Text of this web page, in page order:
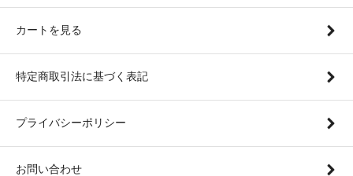
カートを見る
特定商取引法に基づく表記
プライバシーポリシー
お問い合わせ